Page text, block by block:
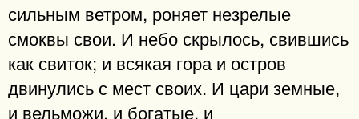
сильным ветром, роняет незрелые
смоквы свои. И небо скрылось, свившись
как свиток; и всякая гора и остров
двинулись с мест своих. И цари земные,
и вельможи, и богатые, и